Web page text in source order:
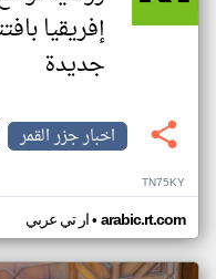
جديدة
اخبار جزر القمر
TN75KY
ار تي عربي• arabic.rt.com